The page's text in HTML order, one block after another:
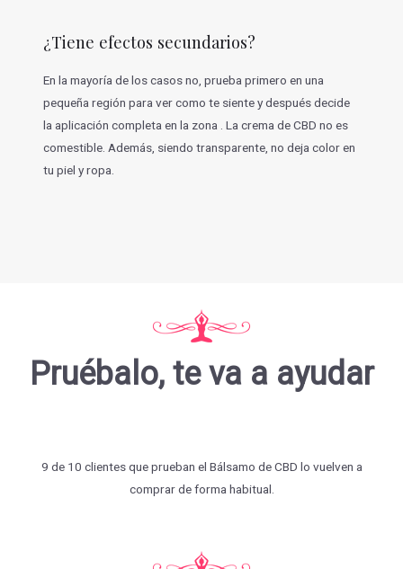
¿Tiene efectos secundarios?
En la mayoría de los casos no, prueba primero en una
pequeña región para ver como te siente y después decide
la aplicación completa en la zona . La crema de CBD no es
comestible. Además, siendo transparente, no deja color en
tu piel y ropa.
Pruébalo, te va a ayudar
9 de 10 clientes que prueban el Bálsamo de CBD lo vuelven a
comprar de forma habitual.